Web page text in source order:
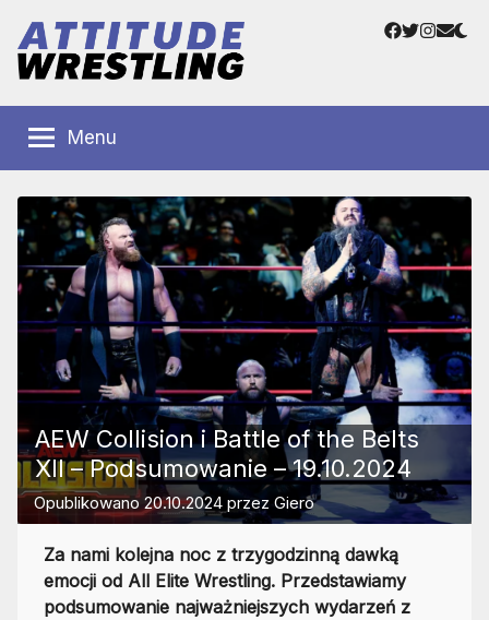
treści
Wrestling
Polska
Wrestlingu
Facebook
Twitter
Menu
AEW Collision i Battle of the Belts
XII – Podsumowanie – 19.10.2024
Opublikowano20.10.2024 przez Giero
Za nami kolejna noc z trzygodzinną dawką
emocji od All Elite Wrestling. Przedstawiamy
podsumowanie najważniejszych wydarzeń z